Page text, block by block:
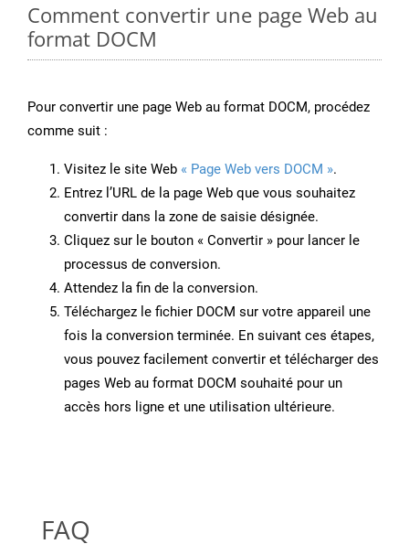
Comment convertir une page Web au
format DOCM
Pour convertir une page Web au format DOCM, procédez
comme suit :
Visitez le site Web « Page Web vers DOCM ».
Entrez l’URL de la page Web que vous souhaitez
convertir dans la zone de saisie désignée.
Cliquez sur le bouton « Convertir » pour lancer le
processus de conversion.
Attendez la fin de la conversion.
Téléchargez le fichier DOCM sur votre appareil une
fois la conversion terminée. En suivant ces étapes,
vous pouvez facilement convertir et télécharger des
pages Web au format DOCM souhaité pour un
accès hors ligne et une utilisation ultérieure.
FAQ